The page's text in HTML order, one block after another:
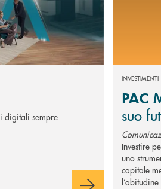
digitali sempre
INVESTIMENTI
PAC
suo
Investire
uno
capitale